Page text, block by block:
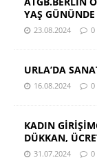
YAŞ
23.08.2024 0
URLA’DA
16.08.2024 0
KADIN
DÜKKAN,
31.07.2024 0